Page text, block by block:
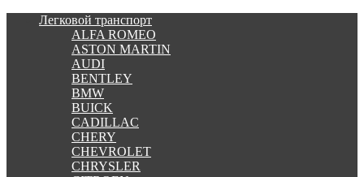
Легковой транспорт
ALFA ROMEO
ASTON MARTIN
AUDI
BENTLEY
BMW
BUICK
CADILLAC
CHERY
CHEVROLET
CHRYSLER